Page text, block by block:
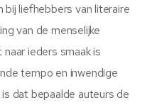
bij liefhebbers van literaire
van de menselijke
ieders smaak is
tempo en inwendige
dat bepaalde auteurs de